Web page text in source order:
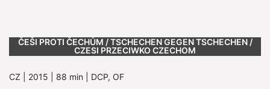
ČEŠI PROTI ČECHŮM / TSCHECHEN GEGEN TSCHECHEN /
CZESI PRZECIWKO CZECHOM
CZ | 2015 | 88 min | DCP, OF